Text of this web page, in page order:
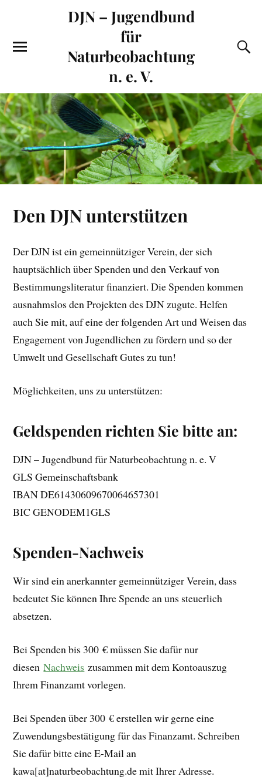
DJN – Jugendbund
für
Naturbeobachtung
n. e. V.
Den DJN unterstützen
Der DJN ist ein gemeinnütziger Verein, der sich
hauptsächlich über Spenden und den Verkauf von
Bestimmungsliteratur finanziert. Die Spenden kommen
ausnahmslos den Projekten des DJN zugute. Helfen
auch Sie mit, auf eine der folgenden Art und Weisen das
Engagement von Jugendlichen zu fördern und so der
Umwelt und Gesellschaft Gutes zu tun!
Möglichkeiten, uns zu unterstützen:
Geldspenden richten Sie bitte an:
DJN – Jugendbund für Naturbeobachtung n. e. V
GLS Gemeinschaftsbank
IBAN DE61430609670064657301
BIC GENODEM1GLS
Spenden-Nachweis
Wir sind ein anerkannter gemeinnütziger Verein, dass
bedeutet Sie können Ihre Spende an uns steuerlich
absetzen.
Bei Spenden bis 300 € müssen Sie dafür nur
diesenNachweis zusammen mit dem Kontoauszug
Ihrem Finanzamt vorlegen.
Bei Spenden über 300 € erstellen wir gerne eine
Zuwendungsbestätigung für das Finanzamt. Schreiben
Sie dafür bitte eine E-Mail an
kawa[at]naturbeobachtung.de mit Ihrer Adresse.